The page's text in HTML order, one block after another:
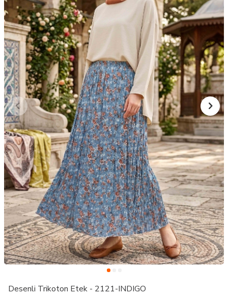
Desenli Trikoton Etek - 2121-INDIGO